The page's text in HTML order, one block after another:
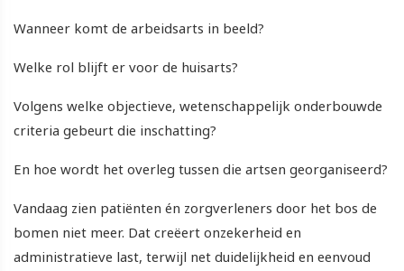
Wanneer komt de arbeidsarts in beeld?
Welke rol blijft er voor de huisarts?
Volgens welke objectieve, wetenschappelijk onderbouwde
criteria gebeurt die inschatting?
En hoe wordt het overleg tussen die artsen georganiseerd?
Vandaag zien patiënten én zorgverleners door het bos de
bomen niet meer. Dat creëert onzekerheid en
administratieve last, terwijl net duidelijkheid en eenvoud